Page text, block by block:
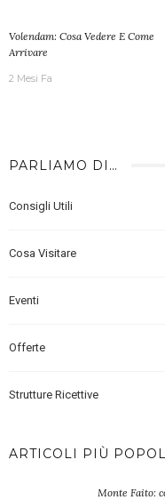
Volendam: Cosa Vedere E Come
Arrivare
2 Mesi Fa
PARLIAMO DI…
Consigli Utili
Cosa Visitare
Eventi
Offerte
Strutture Ricettive
ARTICOLI PIÙ
Monte Faito: